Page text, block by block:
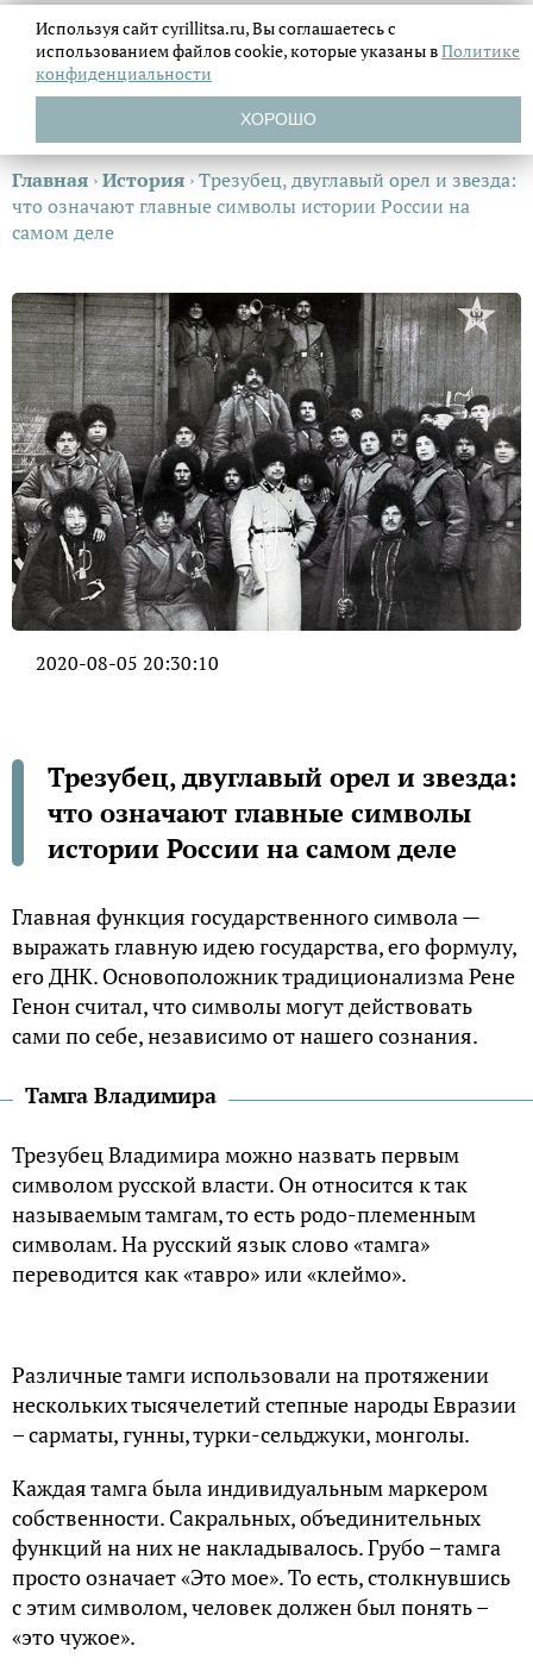
Главная ›История ›Трезубец, двуглавый орел и звезда:
что означают главные символы истории России на
самом деле
2020-08-05 20:30:10
Трезубец, двуглавый орел и звезда:
что означают главные символы
истории России на самом деле
Главная функция государственного символа —
выражать главную идею государства, его формулу,
его ДНК. Основоположник традиционализма Рене
Генон считал, что символы могут действовать
сами по себе, независимо от нашего сознания.
Тамга Владимира
Трезубец Владимира можно назвать первым
символом русской власти. Он относится к так
называемым тамгам, то есть родо-племенным
символам. На русский язык слово «тамга»
переводится как «тавро» или «клеймо».
Различные тамги использовали на протяжении
нескольких тысячелетий степные народы Евразии
– сарматы, гунны, турки-сельджуки, монголы.
Каждая тамга была индивидуальным маркером
собственности. Сакральных, объединительных
функций на них не накладывалось. Грубо – тамга
просто означает «Это мое». То есть, столкнувшись
с этим символом, человек должен был понять –
«это чужое».
Используя сайт cyrillitsa.ru, Вы соглашаетесь с
использованием файловcookie, которые указаны вПолитике
конфиденциальности
ХОРОШО